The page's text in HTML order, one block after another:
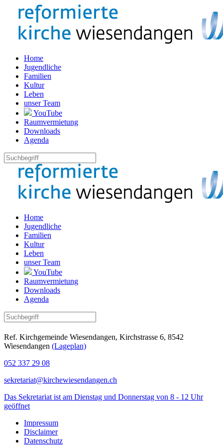
Home
Jugendliche
Familien
Kultur
Leben
unser Team
YouTube
Raumvermietung
Downloads
Agenda
Home
Jugendliche
Familien
Kultur
Leben
unser Team
YouTube
Raumvermietung
Downloads
Agenda
Ref. Kirchgemeinde Wiesendangen, Kirchstrasse 6, 8542
Wiesendangen (Lageplan)
052 337 29 08
sekretariat@kirchewiesendangen.ch
Das Sekretariat ist am Dienstag und Donnerstag von 8 - 12 Uhr
geöffnet
Impressum
Disclaimer
Datenschutz